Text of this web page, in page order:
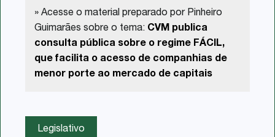
» Acesse o material preparado por Pinheiro
Guimarães sobre o tema: CVM publica
consulta pública sobre o regime FÁCIL,
que facilita o acesso de companhias de
menor porte ao mercado de capitais
Legislativo